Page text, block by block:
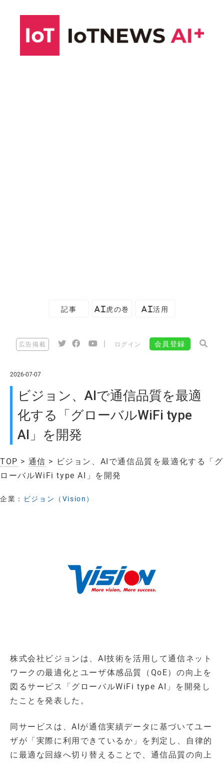
記事 AI虎の巻 AI活用
広告掲載 ログイン 会員登録
2026-07-07
ビジョン、AIで通信品質を最適
化する「グローバルWiFi type
AI」を開発
TOP > 通信 > ビジョン、AIで通信品質を最適化する「グ
ローバルWiFi type AI」を開発
企業： ビジョン（Vision）
株式会社ビジョンは、AI技術を活用して通信ネット
ワークの最適化とユーザ体感品質（QoE）の向上を
図るサービス「グローバルWiFi type AI」を開発し
たことを発表した。
同サービスは、AIが通信実績データに基づいてユー
ザが「実際に利用できているか」を判定し、自律的
に最適な回線へ切り替えることで、通信品質の向上